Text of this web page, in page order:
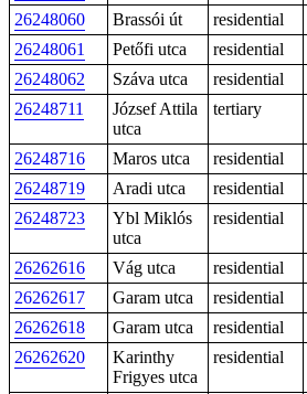
26248060
Brassói út residential
26248061
Petőfi utca
residential
26248062
Száva utca
residential
26248711
József Attila
utca
tertiary
26248716 Maros utca residential
26248719
Aradi utca residential
26248723
Ybl Miklós
utca
residential
26262616 Vág utca
residential
26262617
Garam utca
residential
26262618
Garam utca residential
26262620
Karinthy
Frigyes utca
residential